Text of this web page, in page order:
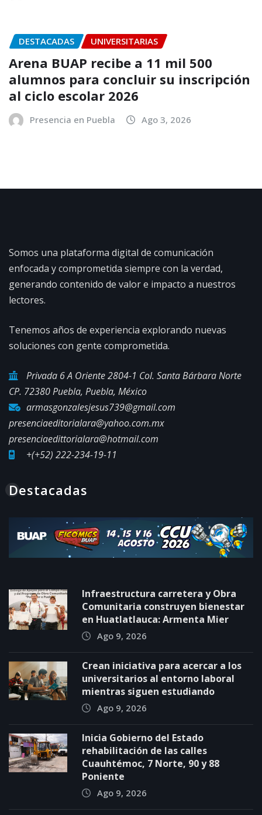
DESTACADAS UNIVERSITARIAS
Arena BUAP recibe a 11 mil 500
alumnos para concluir su inscripción
al ciclo escolar 2026
Presencia en Puebla Ago 3, 2026
Somos una plataforma digital de comunicación
enfocada y comprometida siempre con la verdad,
generando contenido de valor e impacto a nuestros
lectores.
Tenemos años de experiencia explorando nuevas
soluciones con gente comprometida.
Privada 6 A Oriente 2804-1 Col. Santa Bárbara Norte
CP. 72380 Puebla, Puebla, México
armasgonzalesjesus739@gmail.com
presenciaeditorialara@yahoo.com.mx
presenciaedittorialara@hotmail.com
+(+52) 222-234-19-11
Destacadas
Infraestructura carretera y Obra
Comunitaria construyen bienestar
en Huatlatlauca: Armenta Mier
Ago 9, 2026
Crean iniciativa para acercar a los
universitarios al entorno laboral
mientras siguen estudiando
Ago 9, 2026
Inicia Gobierno del Estado
rehabilitación de las calles
Cuauhtémoc, 7 Norte, 90 y 88
Poniente
Ago 9, 2026